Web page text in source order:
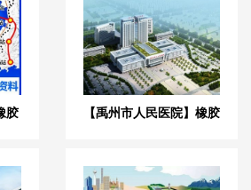
胶
【禹州市人民医院】橡胶